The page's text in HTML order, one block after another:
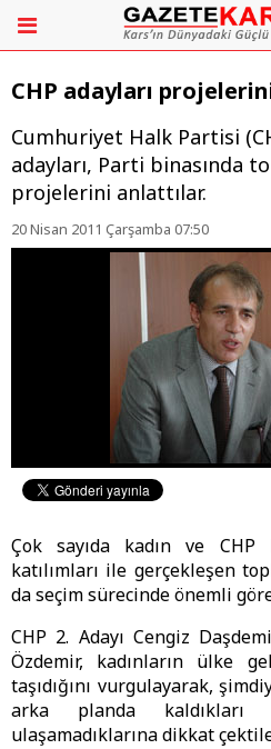
CHP adayları
Cumhuriyet Halk Partisi
adayları, Parti binasında
projelerini anlattılar.
20 Nisan 2011 Çarşamba 07:50
Çok sayıda kadın ve CHP
katılımları ile gerçekleşen
da seçim sürecinde önemli
CHP 2. Adayı Cengiz
Özdemir, kadınların ülke
taşıdığını vurgulayarak,
arka planda kaldıkları
ulaşamadıklarına dikkat